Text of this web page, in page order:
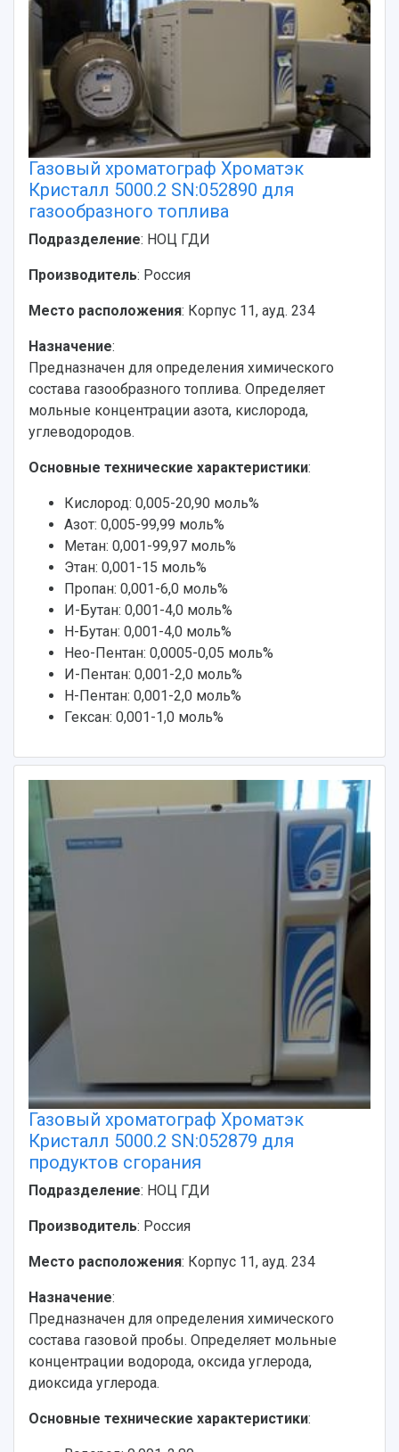
Газовый хроматограф Хроматэк
Кристалл 5000.2 SN:052890 для
газообразного топлива
Подразделение: НОЦ ГДИ
Производитель: Россия
Место расположения: Корпус 11, ауд. 234
Назначение:
Предназначен для определения химического
состава газообразного топлива. Определяет
мольные концентрации азота, кислорода,
углеводородов.
Основные технические характеристики:
Кислород: 0,005-20,90 моль%
Азот: 0,005-99,99 моль%
Метан: 0,001-99,97 моль%
Этан: 0,001-15 моль%
Пропан: 0,001-6,0 моль%
И-Бутан: 0,001-4,0 моль%
Н-Бутан: 0,001-4,0 моль%
Нео-Пентан: 0,0005-0,05 моль%
И-Пентан: 0,001-2,0 моль%
Н-Пентан: 0,001-2,0 моль%
Гексан: 0,001-1,0 моль%
Газовый хроматограф Хроматэк
Кристалл 5000.2 SN:052879 для
продуктов сгорания
Подразделение: НОЦ ГДИ
Производитель: Россия
Место расположения: Корпус 11, ауд. 234
Назначение:
Предназначен для определения химического
состава газовой пробы. Определяет мольные
концентрации водорода, оксида углерода,
диоксида углерода.
Основные технические характеристики: